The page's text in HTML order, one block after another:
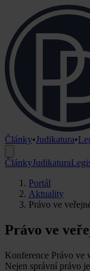
Články•Judikatura•
ČlánkyJudikatura
Portál
Aktuality
Právo ve
Právo ve
Konference Právo ve
Nejen správní právo